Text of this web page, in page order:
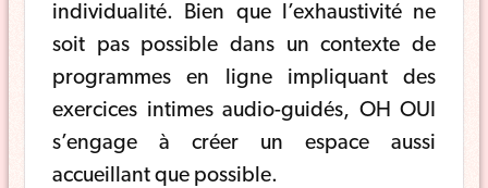
individualité. Bien que l’exhaustivité ne
soit pas possible dans un contexte de
programmes en ligne impliquant des
exercices intimes audio-guidés, OH OUI
s’engage à créer un espace aussi
accueillant que possible.